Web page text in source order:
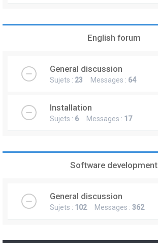
English forum
General discussion
Sujets : 23 Messages : 64
Installation
Sujets : 6 Messages : 17
Software development
General discussion
Sujets : 102Messages : 362